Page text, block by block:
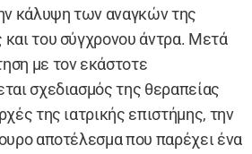
κάλυψη των αναγκών της
και του σύγχρονου άντρα. Μετά
με τον εκάστοτε
σχεδιασμός της θεραπείας
της ιατρικής επιστήμης, την
αποτέλεσμα που παρέχει ένα